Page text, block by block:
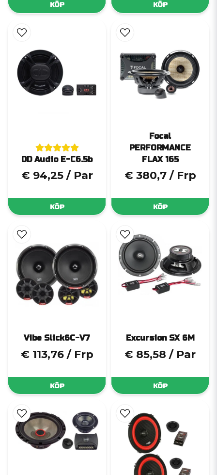
KÖP KÖP
DD Audio E-C6.5b
€ 94,25 / Par
KÖP
Focal
PERFORMANCE
FLAX 165
€ 380,7 / Frp
KÖP
Vibe Slick6C-V7
€ 113,76 / Frp
KÖP
Excursion SX 6M
€ 85,58 / Par
KÖP